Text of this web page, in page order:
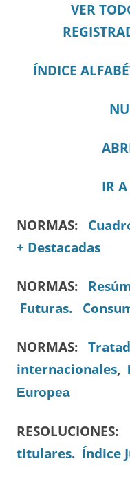
VER
ÍNDICE
IR
NORMAS:
+ Destacadas
NORMAS:
Futuras.
NORMAS:
internacionales,
Europea
RESOLUCIONES:
titulares. Índice